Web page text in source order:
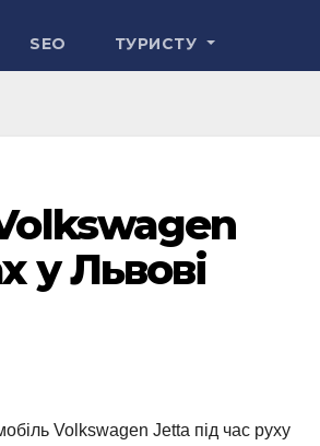
SEO ТУРИСТУ
у Львові
Volkswagen Jetta під час руху